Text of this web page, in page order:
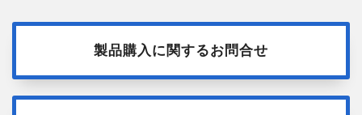
製品購入に関するお問合せ